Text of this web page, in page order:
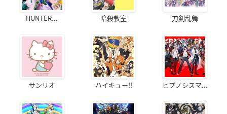
HUNTER... 暗殺教室 刀剣乱舞
サンリオ ハイキュー!! ヒプノシスマ...